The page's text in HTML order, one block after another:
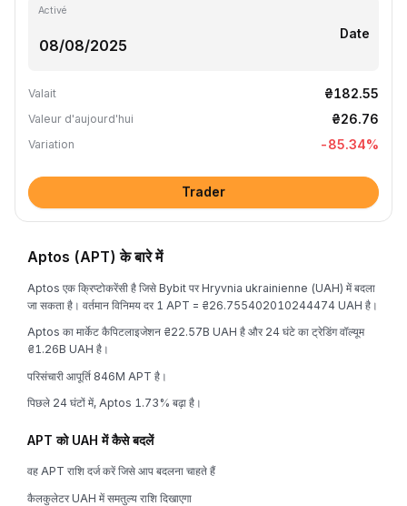
Activé
Date
Valait ₴182.55
Valeur d'aujourd'hui ₴26.76
Variation -85.34%
Trader
Aptos (APT) के बारे में
Aptos एक क्रिप्टोकरेंसी है जिसे Bybit पर Hryvnia ukrainienne (UAH) में बदला
जा सकता है। वर्तमान विनिमय दर 1 APT = ₴26.755402010244474 UAH है।
Aptos का मार्केट कैपिटलाइजेशन ₴22.57B UAH है और 24 घंटे का ट्रेडिंग वॉल्यूम
₴1.26B UAH है।
परिसंचारी आपूर्ति 846M APT है।
पिछले 24 घंटों में, Aptos 1.73% बढ़ा है।
APT को UAH में कैसे बदलें
वह APT राशि दर्ज करें जिसे आप बदलना चाहते हैं
कैलकुलेटर UAH में समतुल्य राशि दिखाएगा